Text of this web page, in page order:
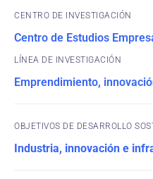
CENTRO DE INVESTIGACIÓN
Centro de Estudios
Emprendimiento,
OBJETIVOS DE DESARROLLO
Industria, innovación e